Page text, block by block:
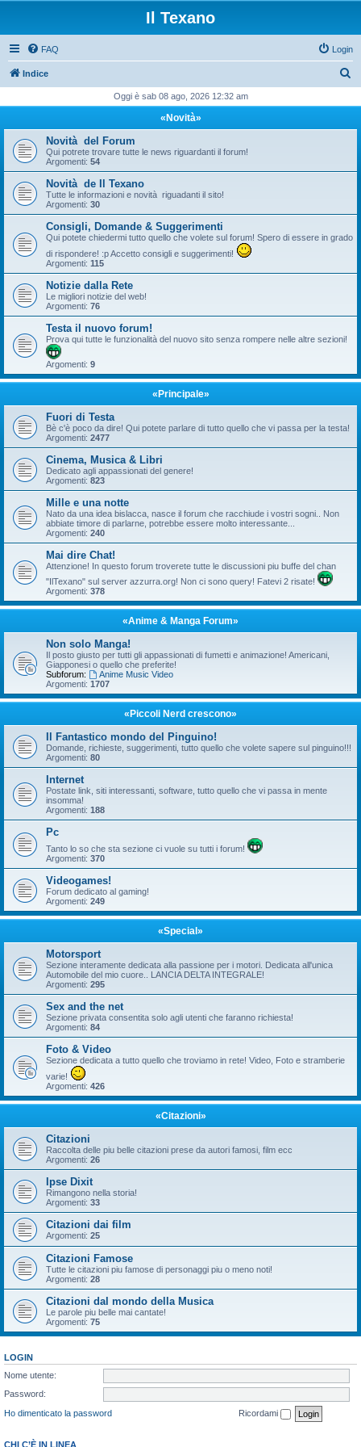
Il Texano
FAQ Login
Indice
c
Oggi è sab 08 ago, 2026 12:32 am
«Novità»
Novità del Forum
Qui potrete trovare tutte le news riguardanti il forum!
Argomenti: 54
Novità de Il Texano
Tutte le informazioni e novità riguadanti il sito!
Argomenti: 30
Consigli, Domande & Suggerimenti
Qui potete chiedermi tutto quello che volete sul forum! Spero di essere in grado
di rispondere! :p Accetto consigli e suggerimenti!
Argomenti: 115
Notizie dalla Rete
Le migliori notizie del web!
Argomenti: 76
Testa il nuovo forum!
Prova qui tutte le funzionalità del nuovo sito senza rompere nelle altre sezioni!
Argomenti: 9
«Principale»
Fuori di Testa
Bè c'è poco da dire! Qui potete parlare di tutto quello che vi passa per la testa!
Argomenti: 2477
Cinema, Musica & Libri
Dedicato agli appassionati del genere!
Argomenti: 823
Mille e una notte
Nato da una idea bislacca, nasce il forum che racchiude i vostri sogni.. Non
abbiate timore di parlarne, potrebbe essere molto interessante...
Argomenti: 240
Mai dire Chat!
Attenzione! In questo forum troverete tutte le discussioni piu buffe del chan
"IlTexano" sul server azzurra.org! Non ci sono query! Fatevi 2 risate!
Argomenti: 378
«Anime & Manga Forum»
Non solo Manga!
Il posto giusto per tutti gli appassionati di fumetti e animazione! Americani,
Giapponesi o quello che preferite!
Subforum:
Anime Music Video
Argomenti: 1707
«Piccoli Nerd crescono»
Il Fantastico mondo del Pinguino!
Domande, richieste, suggerimenti, tutto quello che volete sapere sul pinguino!!!
Argomenti: 80
Internet
Postate link, siti interessanti, software, tutto quello che vi passa in mente
insomma!
Argomenti: 188
Pc
Tanto lo so che sta sezione ci vuole su tutti i forum!
Argomenti: 370
Videogames!
Forum dedicato al gaming!
Argomenti: 249
«Special»
Motorsport
Sezione interamente dedicata alla passione per i motori. Dedicata all'unica
Automobile del mio cuore.. LANCIA DELTA INTEGRALE!
Argomenti: 295
Sex and the net
Sezione privata consentita solo agli utenti che faranno richiesta!
Argomenti: 84
Foto & Video
Sezione dedicata a tutto quello che troviamo in rete! Video, Foto e stramberie
varie!
Argomenti: 426
«Citazioni»
Citazioni
Raccolta delle piu belle citazioni prese da autori famosi, film ecc
Argomenti: 26
Ipse Dixit
Rimangono nella storia!
Argomenti: 33
Citazioni dai film
Argomenti: 25
Citazioni Famose
Tutte le citazioni piu famose di personaggi piu o meno noti!
Argomenti: 28
Citazioni dal mondo della Musica
Le parole piu belle mai cantate!
Argomenti: 75
LOGIN
Nome utente:
Password:
Ho dimenticato la password
Ricordami
CHI C’È IN LINEA